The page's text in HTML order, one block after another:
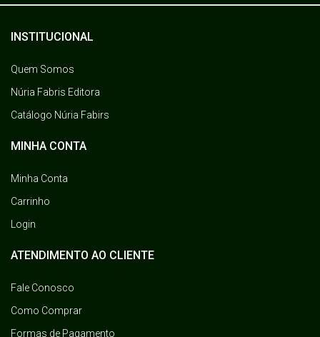
INSTITUCIONAL
Quem Somos
Núria Fabris Editora
Catálogo Núria Fabirs
MINHA CONTA
Minha Conta
Carrinho
Login
ATENDIMENTO AO CLIENTE
Fale Conosco
Como Comprar
Formas de Pagamento